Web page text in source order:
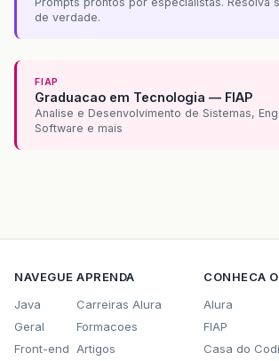
de verdade.
FIAP
Graduacao em Tecnologia — FIAP
Analise e Desenvolvimento de Sistemas,
Software e mais
NAVEGUE
Java
Geral
Front-end
APRENDA
Carreiras Alura
Formacoes
Artigos
CONHECA
Alura
FIAP
Casa do